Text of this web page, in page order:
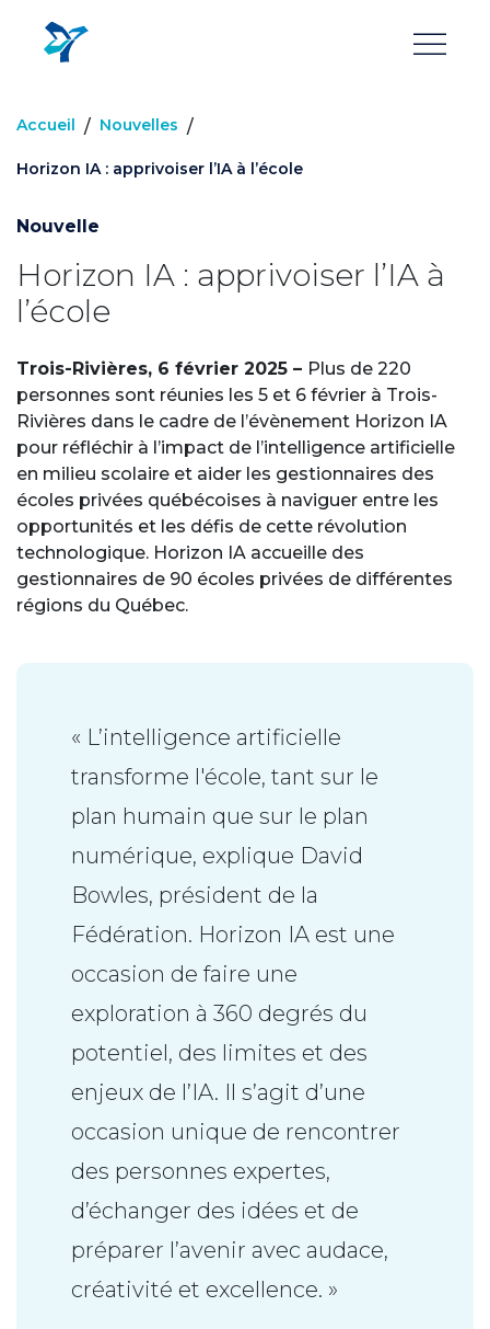
contenu
Accueil / Nouvelles /
Horizon IA : apprivoiser l’IA à l’école
Nouvelle
Horizon IA : apprivoiser l’IA à
l’école
Trois-Rivières, 6 février 2025 – Plus de 220
personnes sont réunies les 5 et 6 février à Trois-
Rivières dans le cadre de l’évènement Horizon IA
pour réfléchir à l’impact de l’intelligence artificielle
en milieu scolaire et aider les gestionnaires des
écoles privées québécoises à naviguer entre les
opportunités et les défis de cette révolution
technologique. Horizon IA accueille des
gestionnaires de 90 écoles privées de différentes
régions du Québec.
« L’intelligence artificielle
transforme l'école, tant sur le
plan humain que sur le plan
numérique, explique David
Bowles, président de la
Fédération. Horizon IA est une
occasion de faire une
exploration à 360 degrés du
potentiel, des limites et des
enjeux de l’IA. Il s’agit d’une
occasion unique de rencontrer
des personnes expertes,
d’échanger des idées et de
préparer l’avenir avec audace,
créativité et excellence. »